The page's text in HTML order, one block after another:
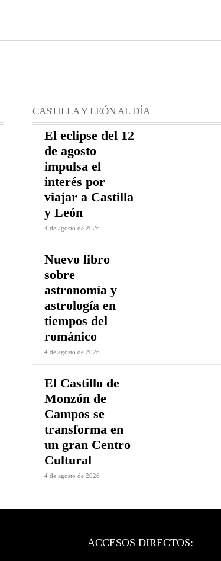
CASTILLA Y LEÓN AL DÍA
El eclipse del 12
de agosto
impulsa el
interés por
viajar a Castilla
y León
4 de agosto de 2026
Nuevo libro
sobre
astronomía y
astrología en
tiempos del
románico
4 de agosto de 2026
El Castillo de
Monzón de
Campos se
transforma en
un gran Centro
Cultural
4 de agosto de 2026
ACCESOS DIRECTOS: